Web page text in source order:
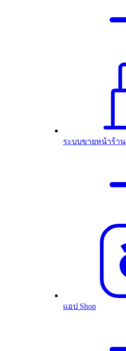
ระบบขายหน้าร้าน
แอป Shop